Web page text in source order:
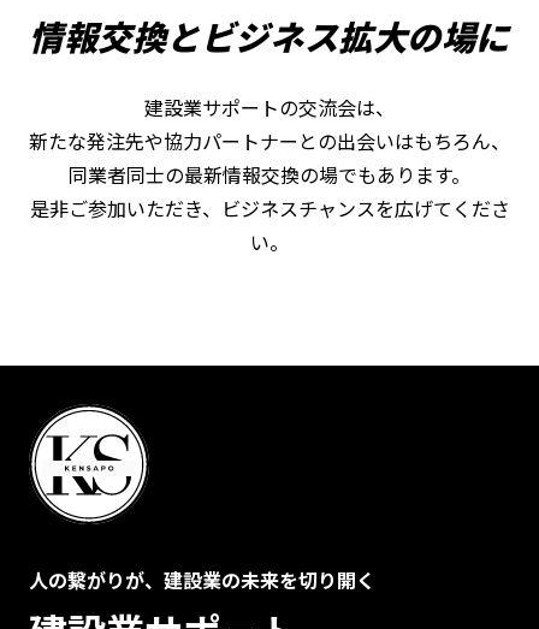
情報交換とビジネス拡大の場に
建設業サポートの交流会は、
新たな発注先や協力パートナーとの出会いはもちろん、
同業者同士の最新情報交換の場でもあります。
是非ご参加いただき、ビジネスチャンスを広げてくださ
い。
人の繋がりが、建設業の未来を切り開く